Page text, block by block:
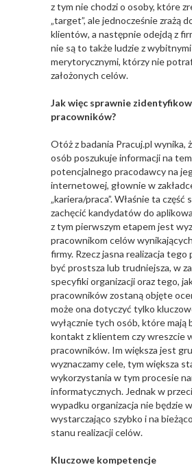
z tym nie chodzi o osoby, które
„target”, ale jednocześnie zrażą
klientów, a następnie odejdą z
nie są to także ludzie z
merytorycznymi, którzy nie
założonych celów.
Jak więc sprawnie
pracowników?
Otóż z badania Pracuj.pl wynika,
osób poszukuje informacji na
potencjalnego pracodawcy na
internetowej, głownie w
„kariera/praca”. Właśnie ta część
zachęcić kandydatów do
z tym pierwszym etapem jest
pracownikom celów
firmy. Rzecz jasna realizacja tego
być prostsza lub trudniejsza, w
specyfiki organizacji oraz tego,
pracowników zostaną objęte
może ona dotyczyć tylko
wyłącznie tych osób, które mają
kontakt z klientem czy wreszcie
pracowników. Im większa jest
wyznaczamy cele, tym większa
wykorzystania w tym procesie
informatycznych. Jednak w
wypadku organizacja nie będzie
wystarczająco szybko i na
stanu realizacji celów.
Kluczowe kompetencje